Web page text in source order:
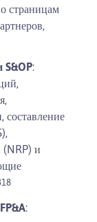
страницам
S&OP:
составление
(NRP) и
18
: